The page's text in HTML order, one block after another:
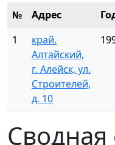
№ Адрес
1
край.
Алтайский,
г. Алейск, ул.
Строителей,
д. 10
Сводная